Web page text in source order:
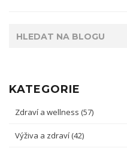
KATEGORIE
Zdraví a wellness (57)
Výživa a zdraví (42)